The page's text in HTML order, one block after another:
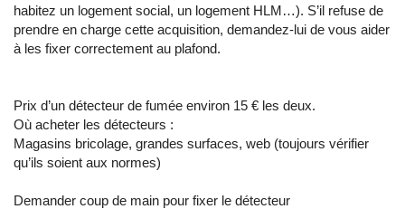
habitez un logement social, un logement HLM…). S’il refuse de
prendre en charge cette acquisition, demandez-lui de vous aider
à les fixer correctement au plafond.
Prix d’un détecteur de fumée environ 15 € les deux.
Où acheter les détecteurs :
Magasins bricolage, grandes surfaces, web (toujours vérifier
qu’ils soient aux normes)
Demander coup de main pour fixer le détecteur